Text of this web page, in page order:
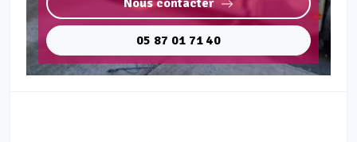
Nous contacter
05 87 01 71 40